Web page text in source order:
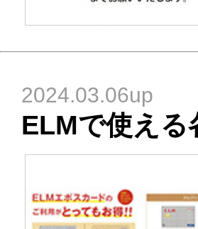
2024.03.06up
ELMで使える